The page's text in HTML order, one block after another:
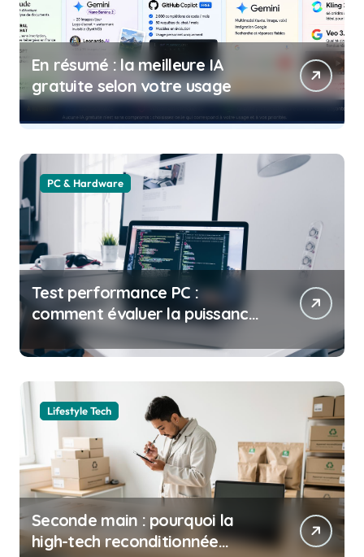
En résumé : la meilleure IA
gratuite selon votre usage
PC & Hardware
Test performance PC :
comment évaluer la puissance
de votre ordinateur
Lifestyle Tech
Seconde main : pourquoi la
high-tech reconditionnée